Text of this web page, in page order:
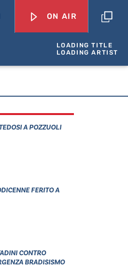
ON AIR
LOADING TITLE
LOADING ARTIST
A POZZUOLI
FERITO A
CONTRO
BRADISISMO